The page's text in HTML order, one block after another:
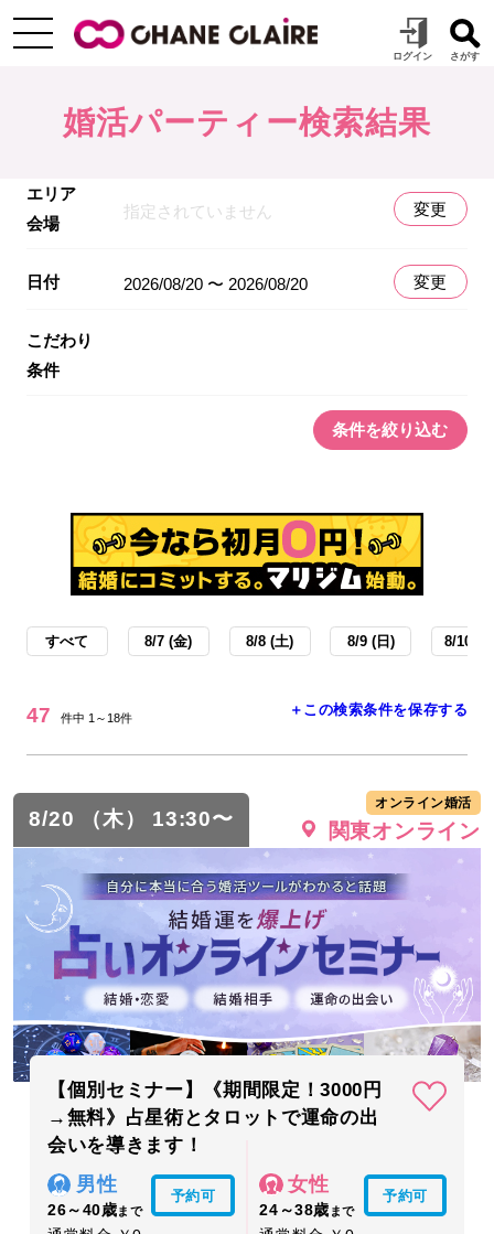
婚活パーティー検索結果
エリア
会場
指定されていません 変更
日付 2026/08/20 〜 2026/08/20 変更
こだわり
条件
条件を絞り込む
すべて 8/7 (金) 8/8 (土) 8/9 (日) 8/10 (
47 件中 1～18件 ＋この検索条件を保存する
8/20 （木） 13:30〜
オンライン婚活
関東オンライン
【個別セミナー】《期間限定！3000円
→無料》占星術とタロットで運命の出
会いを導きます！
男性
26～40歳まで
予約可
女性
24～38歳 まで
予約可